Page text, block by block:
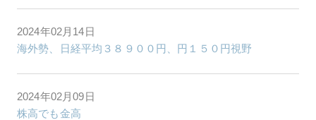
2024年02月14日
海外勢、日経平均３８９００円、円１５０円視野
2024年02月09日
株高でも金高